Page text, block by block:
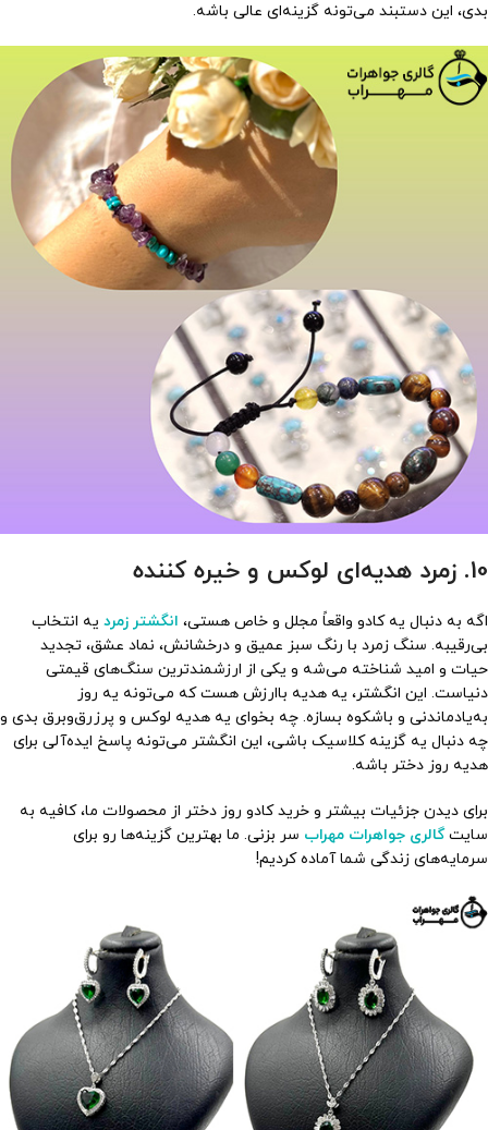
بدی، این دستبند می‌تونه گزینه‌ای عالی باشه.
10. زمرد هدیه‌ای لوکس و خیره کننده
اگه به دنبال یه کادو واقعاً مجلل و خاص هستی، انگشتر زمرد یه انتخاب
بی‌رقیبه. سنگ زمرد با رنگ سبز عمیق و درخشانش، نماد عشق، تجدید
حیات و امید شناخته می‌شه و یکی از ارزشمندترین سنگ‌های قیمتی
دنیاست. این انگشتر، یه هدیه باارزش هست که می‌تونه یه روز
به‌یادماندنی و باشکوه بسازه. چه بخوای یه هدیه لوکس و پرزرق‌وبرق بدی و
چه دنبال یه گزینه کلاسیک باشی، این انگشتر می‌تونه پاسخ ایده‌آلی برای
هدیه روز دختر باشه.
برای دیدن جزئیات بیشتر و خرید کادو روز دختر از محصولات ما، کافیه به
سایتگالری جواهرات مهراب سر بزنی. ما بهترین گزینه‌ها رو برای
سرمایه‌های زندگی شما آماده کردیم!